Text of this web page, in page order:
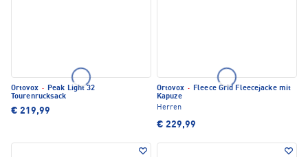
Ortovox · Peak Light 32
Tourenrucksack
€ 219,99
Ortovox · Fleece Grid Fleecejacke mit
Kapuze
Herren
€ 229,99